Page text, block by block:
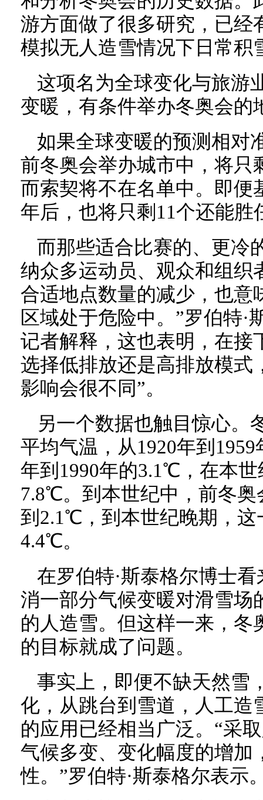
游方面做了很多研究，已经
模拟无人造雪情况下日常积
这项名为全球变化与旅游
变暖，有条件举办冬奥会的
如果全球变暖的预测相对
前冬奥会举办城市中，将只
而索契将不在名单中。即便
年后，也将只剩11个还能胜
而那些适合比赛的、更冷
纳众多运动员、观众和组织
合适地点数量的减少，也意
区域处于危险中。”罗伯特·
记者解释，这也表明，在接
选择低排放还是高排放模式
影响会很不同”。
另一个数据也触目惊心。
平均气温，从1920年到
年到1990年的3.1℃，在本
7.8℃。到本世纪中，前冬
到2.1℃，到本世纪晚期，
4.4℃。
在罗伯特·斯泰格尔博士
消一部分气候变暖对滑雪场
的人造雪。但这样一来，冬
的目标就成了问题。
事实上，即便不缺天然雪
化，从跳台到雪道，人工造
的应用已经相当广泛。“采
气候多变、变化幅度的增加
性。”罗伯特·斯泰格尔表示